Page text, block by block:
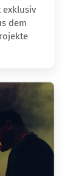
exklusiv
dem